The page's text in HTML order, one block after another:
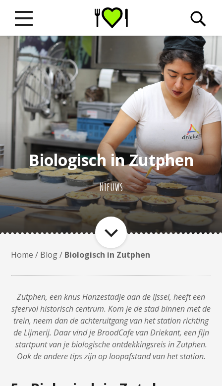
Biologisch in Zutphen
Nieuws
Home / Blog/ Biologisch in Zutphen
Zutphen, een knus Hanzestadje aan de IJssel, heeft een
sfeervol historisch centrum. Kom je de stad binnen met de
trein, neem dan de achteruitgang van het station richting
de Lijmerij. Daar vind je BroodCafe van Driekant, een fijn
startpunt van je biologische ontdekkingsreis in Zutphen.
Ook de andere tips zijn op loopafstand van het station.